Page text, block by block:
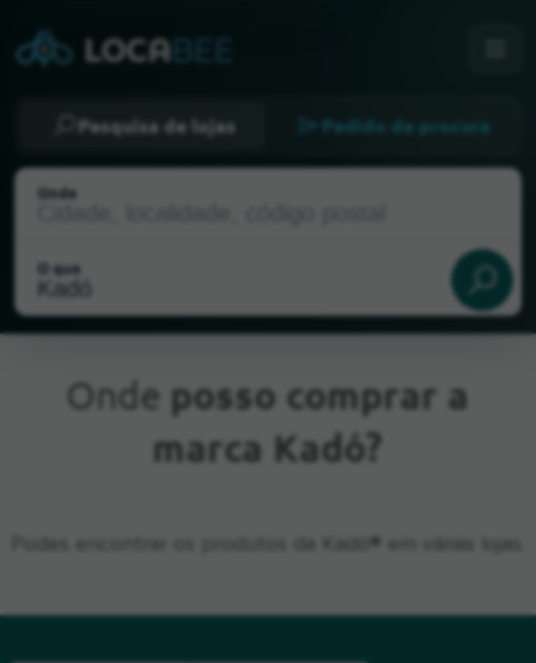
Pesquisa de lojas Pedido de procura
Onde
O que
Localização atual
Onde posso comprar a
marca Kadó?
Podes encontrar os produtos da Kadó® em várias lojas.